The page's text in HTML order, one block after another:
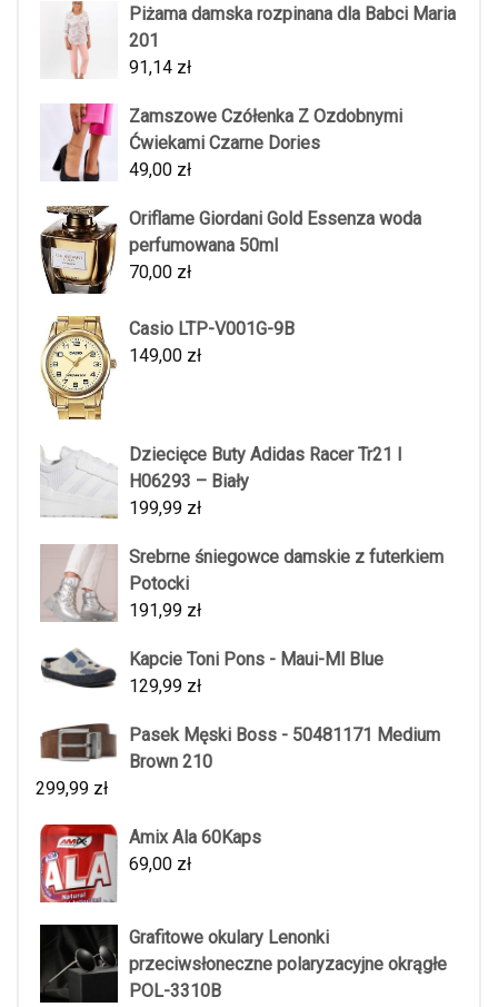
Piżama damska rozpinana dla Babci Maria
201
91,14 zł
Zamszowe Czółenka Z Ozdobnymi
Ćwiekami Czarne Dories
49,00 zł
Oriflame Giordani Gold Essenza woda
perfumowana 50ml
70,00 zł
Casio LTP-V001G-9B
149,00 zł
Dziecięce Buty Adidas Racer Tr21 I
H06293 – Biały
199,99 zł
Srebrne śniegowce damskie z futerkiem
Potocki
191,99 zł
Kapcie Toni Pons - Maui-Ml Blue
129,99 zł
Pasek Męski Boss - 50481171 Medium
Brown 210
299,99 zł
Amix Ala 60Kaps
69,00 zł
Grafitowe okulary Lenonki
przeciwsłoneczne polaryzacyjne okrągłe
POL-3310B